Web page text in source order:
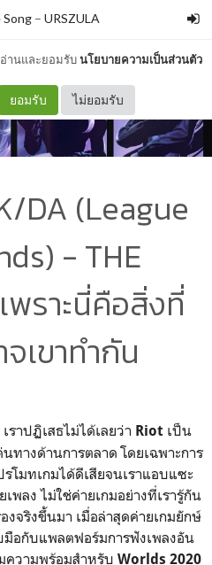
อ่านและยอมรับนโยบายความเป็นส่วนตัว
ยอมรับ ไม่ยอมรับ
Song – URSZULA
DA (League
- THE
พราะนี่คือสิ่งที่
เขาทำกัน
ราปฏิเสธไม่ได้เลยว่า Riot เป็น
ทางด้านการตลาด โดยเฉพาะการ
โมทเกมได้ดีเสียจนเราแอบแซะ
พลง ไม่ใช่ค่ายเกมอย่างที่เรารู้กัน
จริงขึ้นมา เมื่อล่าสุดค่ายเกมยักษ์
อกับแพลตฟอร์มการฟังเพลงอัน
ความพร้อมสำหรับ Worlds 2020